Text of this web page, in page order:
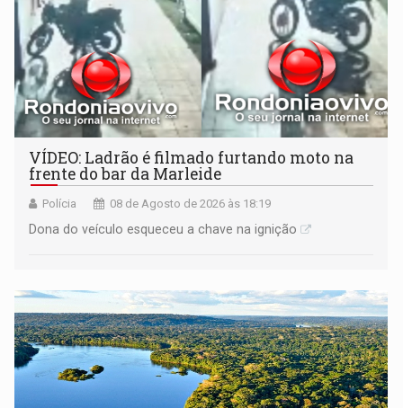
VÍDEO: Ladrão é filmado furtando moto na
frente do bar da Marleide
Polícia 08 de Agosto de 2026 às 18:19
Dona do veículo esqueceu a chave na ignição